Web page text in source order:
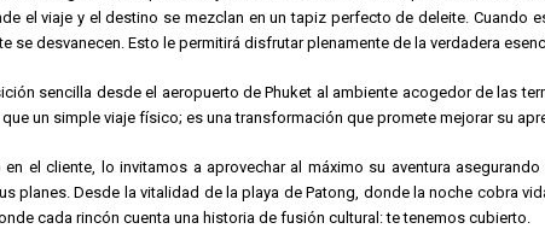
la pena visitar.
el viaje y el destino se mezclan en un tapiz perfecto de deleite. Cuando
se desvanecen. Esto le permitirá disfrutar plenamente de la verdadera
sencilla desde el aeropuerto de Phuket al ambiente acogedor de las
un simple viaje físico; es una transformación que promete mejorar su
el cliente, lo invitamos a aprovechar al máximo su aventura
planes. Desde la vitalidad de la playa de Patong, donde la noche cobra
cada rincón cuenta una historia de fusión cultural: te tenemos cubierto.